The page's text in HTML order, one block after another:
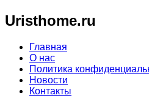
Uristhome.ru
Главная
О нас
Политика
Новости
Контакты